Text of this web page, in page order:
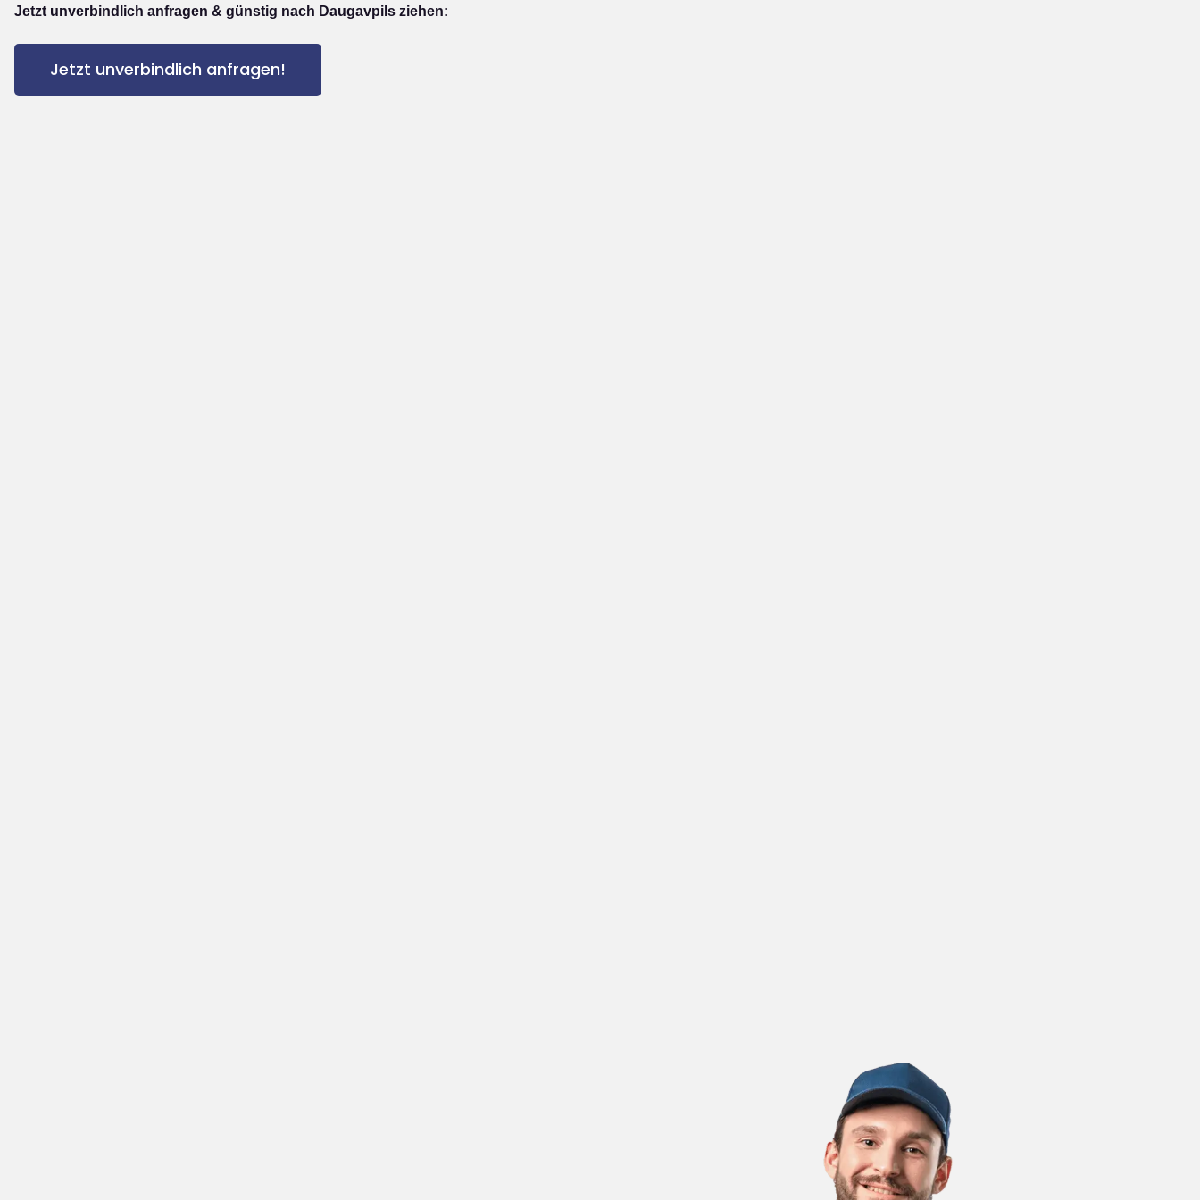
Jetzt unverbindlich anfragen & günstig nach Daugavpils ziehen:
Jetzt unverbindlich anfragen!